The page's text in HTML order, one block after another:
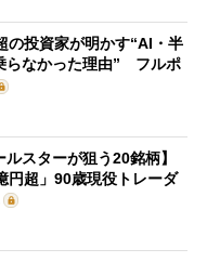
の投資家が明かす“AI・半
らなかった理由” フルポ
ルスターが狙う20銘柄】
円超」90歳現役トレーダ